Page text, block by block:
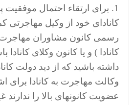
1. برای ارتقاء احتمال
کانادای خود از وکیل مهاجرتی
کانادا ) و یا کانون وکلای کانادا
داشته باشید که از دید دولت
وکالت مهاجرت به کانادا برای
عضویت کانونهای بالا را ندارند